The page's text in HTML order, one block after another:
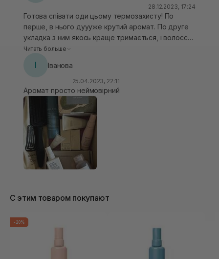
28.12.2023, 17:24
Готова співати оди цьому термозахисту! По
перше, в нього дуууже крутий аромат. По друге
укладка з ним якось краще тримається, і волосся
стає ніби пружніше. Наносити зручно, формат
повторювати 100%
Читать больше
І Іванова
25.04.2023, 22:11
Аромат просто неймовірний
С этим товаром покупают
-20%